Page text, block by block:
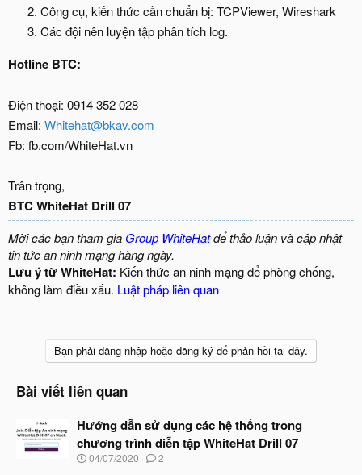
Công cụ, kiến thức cần chuẩn bị: TCPViewer, Wireshark
Các đội nên luyện tập phân tích log.
Hotline BTC:
Điện thoại: 0914 352 028
Email: Whitehat@bkav.com
Fb: fb.com/WhiteHat.vn
Trân trọng,
BTC WhiteHat Drill 07
Mời các bạn tham gia Group WhiteHatđể thảo luận và cập nhật
tin tức an ninh mạng hàng ngày.
Lưu ý từ WhiteHat: Kiến thức an ninh mạng để phòng chống,
không làm điều xấu. Luật pháp liên quan
Bạn phải đăng nhập hoặc đăng ký để phản hồi tại đây.
Bài viết liên quan
Hướng dẫn sử dụng các hệ thống trong
chương trình diễn tập WhiteHat Drill 07
N
04/07/2020 2